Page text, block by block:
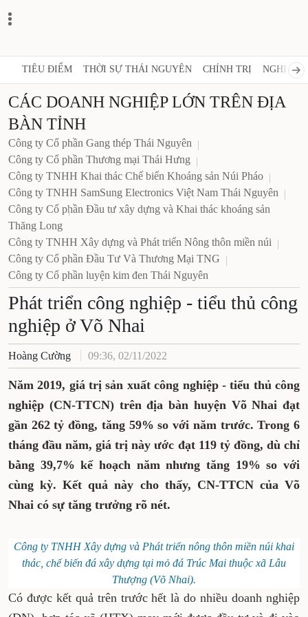
TIÊU ĐIỂM THỜI SỰ THÁI NGUYÊN CHÍNH TRỊ NGHỊ
CÁC DOANH NGHIỆP LỚN TRÊN ĐỊA
BÀN TỈNH
Công ty Cổ phần Gang thép Thái Nguyên
Công ty Cổ phần Thương mại Thái Hưng
Công ty TNHH Khai thác Chế biến Khoáng sản Núi Pháo
Công ty TNHH SamSung Electronics Việt Nam Thái Nguyên
Công ty Cổ phần Đầu tư xây dựng và Khai thác khoáng sản
Thăng Long
Công ty TNHH Xây dựng và Phát triển Nông thôn miền núi
Công ty Cổ phần Đầu Tư Và Thương Mại TNG
Công ty Cổ phần luyện kim đen Thái Nguyên
Phát triển công nghiệp - tiểu thủ công
nghiệp ở Võ Nhai
Hoàng Cường 09:36, 02/11/2022
Năm 2019, giá trị sản xuất công nghiệp - tiểu thủ công
nghiệp (CN-TTCN) trên địa bàn huyện Võ Nhai đạt
gần 262 tỷ đồng, tăng 59% so với năm trước. Trong 6
tháng đầu năm, giá trị này ước đạt 119 tỷ đồng, dù chỉ
bằng 39,7% kế hoạch năm nhưng tăng 19% so với
cùng kỳ. Kết quả này cho thấy, CN-TTCN của Võ
Nhai có sự tăng trưởng rõ nét.
Công ty TNHH Xây dựng và Phát triển nông thôn miền núi khai
thác, chế biến đá xây dựng tại mỏ đá Trúc Mai thuộc xã Lâu
Thượng (Võ Nhai).
Có được kết quả trên trước hết là do nhiều doanh nghiệp